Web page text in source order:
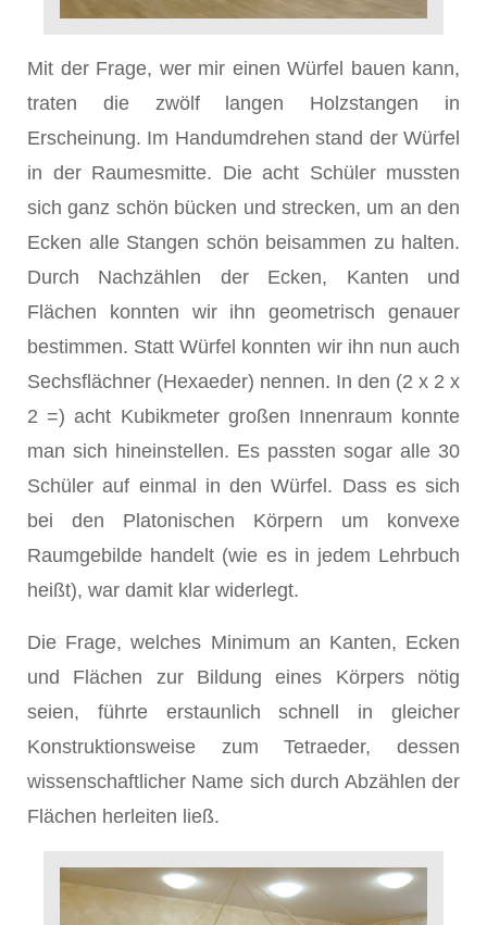
Mit der Frage, wer mir einen Würfel bauen kann,
traten die zwölf langen Holzstangen in
Erscheinung. Im Handumdrehen stand der Würfel
in der Raumesmitte. Die acht Schüler mussten
sich ganz schön bücken und strecken, um an den
Ecken alle Stangen schön beisammen zu halten.
Durch Nachzählen der Ecken, Kanten und
Flächen konnten wir ihn geometrisch genauer
bestimmen. Statt Würfel konnten wir ihn nun auch
Sechsflächner (Hexaeder) nennen. In den (2 x 2 x
2 =) acht Kubikmeter großen Innenraum konnte
man sich hineinstellen. Es passten sogar alle 30
Schüler auf einmal in den Würfel. Dass es sich
bei den Platonischen Körpern um konvexe
Raumgebilde handelt (wie es in jedem Lehrbuch
heißt), war damit klar widerlegt.
Die Frage, welches Minimum an Kanten, Ecken
und Flächen zur Bildung eines Körpers nötig
seien, führte erstaunlich schnell in gleicher
Konstruktionsweise zum Tetraeder, dessen
wissenschaftlicher Name sich durch Abzählen der
Flächen herleiten ließ.